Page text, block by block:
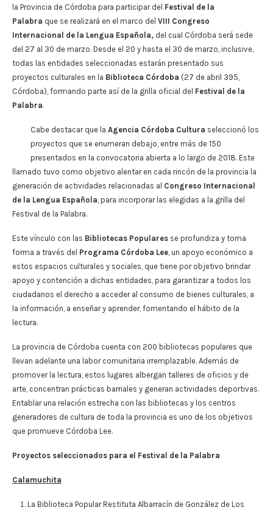
la Provincia de Córdoba para participar del Festival de la
Palabra que se realizará en el marco del VIII Congreso
Internacional de la Lengua Española, del cual Córdoba será sede
del 27 al 30 de marzo. Desde el 20 y hasta el 30 de marzo, inclusive,
todas las entidades seleccionadas estarán presentado sus
proyectos culturales en la Biblioteca Córdoba (27 de abril 395,
Córdoba), formando parte así de la grilla oficial del Festival de la
Palabra.
Fachada
de
Biblioteca
Cabe destacar que la Agencia Córdoba Cultura seleccionó los
proyectos que se enumeran debajo, entre más de 150
presentados en la convocatoria abierta a lo largo de 2018. Este
llamado tuvo como objetivo alentar en cada rincón de la provincia la
generación de actividades relacionadas al Congreso Internacional
de la Lengua Española, para incorporar las elegidas a la grilla del
Festival de la Palabra.
Este vínculo con las Bibliotecas Populares se profundiza y toma
forma a través del Programa Córdoba Lee, un apoyo económico a
estos espacios culturales y sociales, que tiene por objetivo brindar
apoyo y contención a dichas entidades, para garantizar a todos los
ciudadanos el derecho a acceder al consumo de bienes culturales, a
la información, a enseñar y aprender, fomentando el hábito de la
lectura.
La provincia de Córdoba cuenta con 200 bibliotecas populares que
llevan adelante una labor comunitaria irremplazable. Además de
promover la lectura, estos lugares albergan talleres de oficios y de
arte, concentran prácticas barriales y generan actividades deportivas.
Entablar una relación estrecha con las bibliotecas y los centros
generadores de cultura de toda la provincia es uno de los objetivos
que promueve Córdoba Lee.
Proyectos seleccionados para el Festival de la Palabra
Calamuchita
La Biblioteca Popular Restituta Albarracín de González de Los